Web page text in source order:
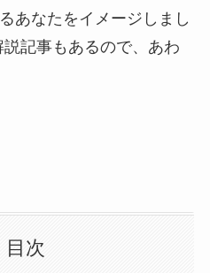
あなたをイメージしまし
記事もあるので、あわ
目次